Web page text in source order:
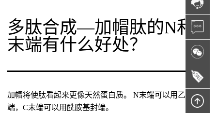
多肽合成—加帽肽的N和C
末端有什么好处？
加帽将使肽看起来更像天然蛋白质。 N末端可以用乙酰基封
端，C末端可以用酰胺基封端。